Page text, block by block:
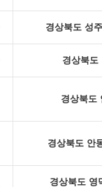
경상북도 성
경상북도
경상북도
경상북도 안
경상북도 영